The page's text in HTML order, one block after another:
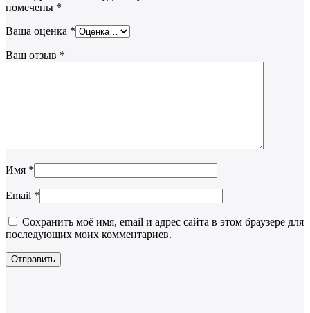
помечены *
Ваша оценка *
Ваш отзыв *
Имя *
Email *
Сохранить моё имя, email и адрес сайта в этом браузере для
последующих моих комментариев.